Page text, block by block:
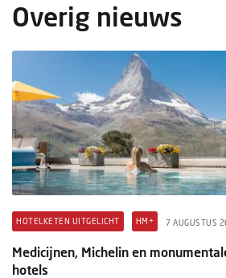
Overig nieuws
HOTELKETEN UITGELICHT HM+ 7 AUGUSTUS
Medicijnen, Michelin en
hotels
bestaat de
Karel V in
Hotel
leiding van
BRANDED CONTENT
3 AUGUSTUS 2026
Hotel revenue
tegenwoordig om meer
prijsstelling
De rol van revenue
afgelopen jaren flink
revenue management
gericht was op het